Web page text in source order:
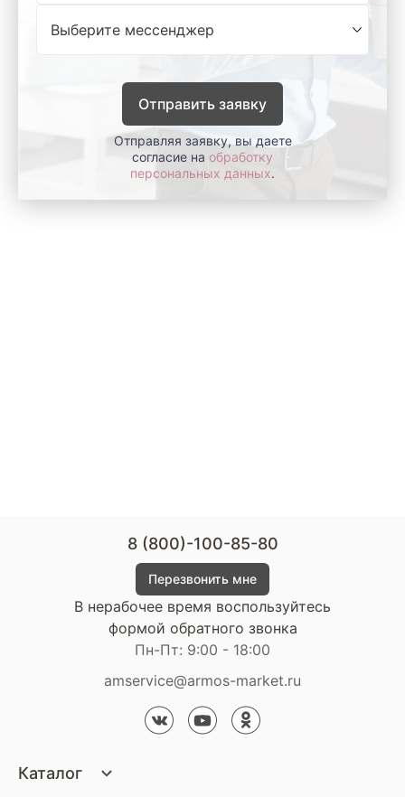
Отправить заявку
Отправляя заявку, вы даете
согласие на обработку
персональных данных.
Каталог
8 (800)-100-85-80
Перезвонить мне
В нерабочее время воспользуйтесь
формой обратного звонка
Пн-Пт: 9:00 - 18:00
amservice@armos-market.ru